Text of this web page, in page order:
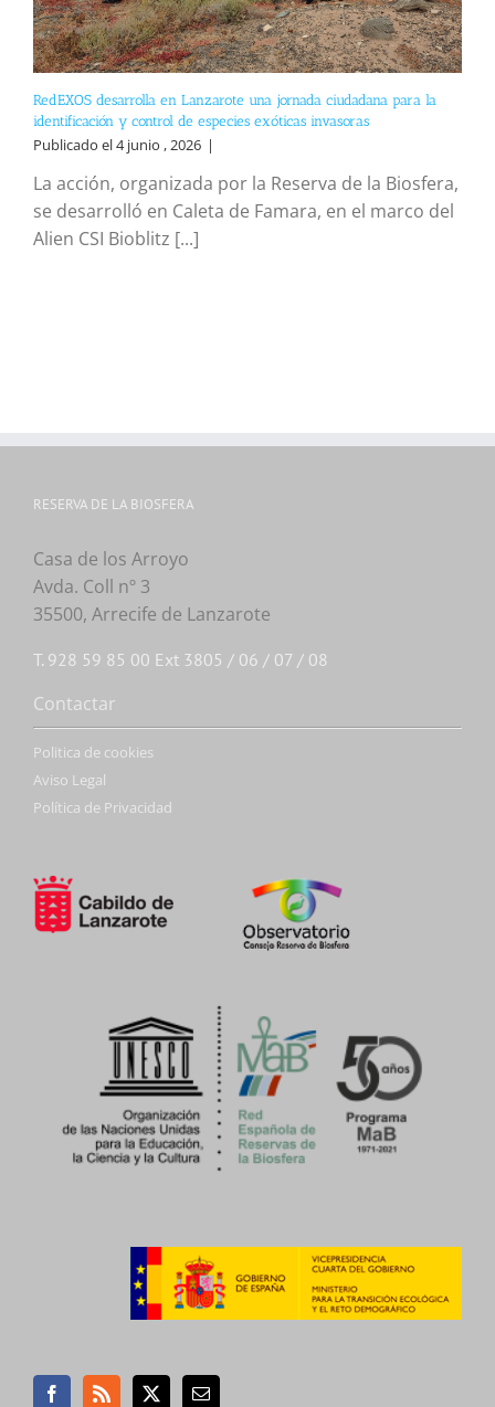
RedEXOS desarrolla en Lanzarote una jornada ciudadana para la
identificación y control de especies exóticas invasoras
Publicado el 4 junio , 2026 |
La acción, organizada por la Reserva de la Biosfera,
se desarrolló en Caleta de Famara, en el marco del
Alien CSI Bioblitz [...]
RESERVA DE LA BIOSFERA
Casa de los Arroyo
Avda. Coll nº 3
35500, Arrecife de Lanzarote
T. 928 59 85 00 Ext 3805 / 06 / 07 / 08
Contactar
Politica de cookies
Aviso Legal
Política de Privacidad